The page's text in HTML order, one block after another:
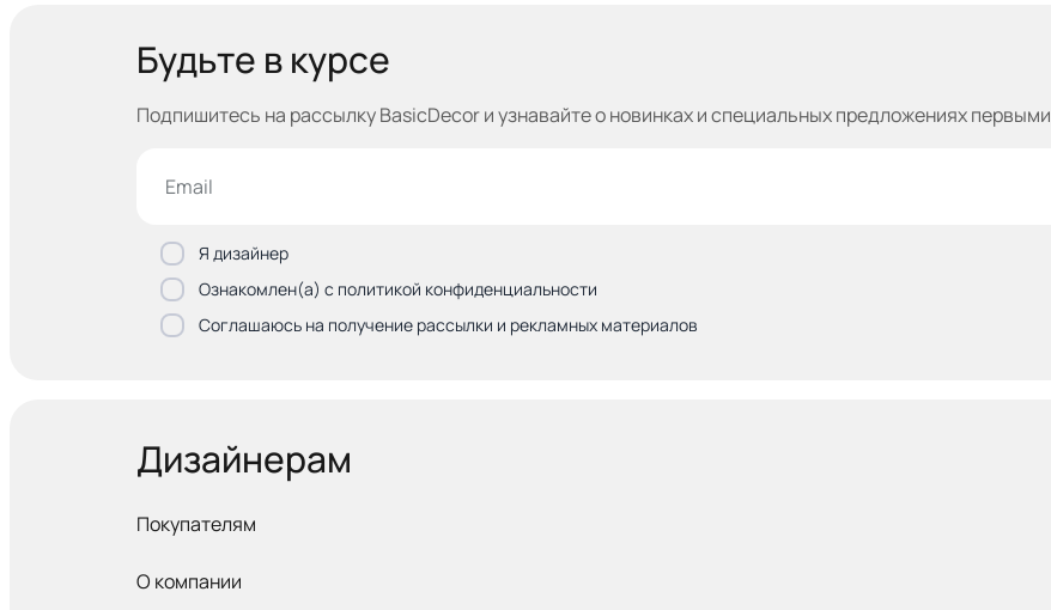
Будьте в курсе
Подпишитесь на рассылку BasicDecor и узнавайтео новинках и специальных предложениях первыми
Я дизайнер
Ознакомлен(а) с политикой конфиденциальности
Соглашаюсь на получение рассылки и рекламных материалов
Дизайнерам
Покупателям
О компании